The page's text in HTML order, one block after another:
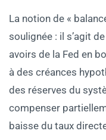
La notion de «
soulignée : il s’agit
avoirs de la Fed en
à des créances
des réserves du
compenser
baisse du taux